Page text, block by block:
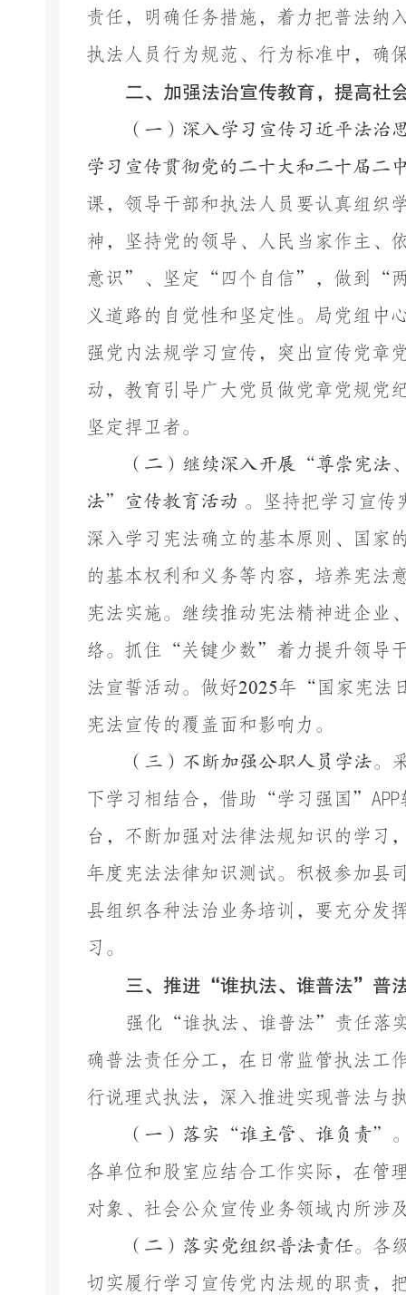
责任，明确任务措施，着力把普法纳
执法人员行为规范、行为标准中，确
二、加强法治宣传教育， 提高社
（一）深入学习宣传习近平法治
学习宣传贯彻党的二十大和二十届二
课， 领导干部和执法人员要认真组织
神，
坚持党的领导、人民当家作主、
意识”、坚定“四个自信”，做到“
义道路的自觉性和坚定性。 局 党组中
强党内法规学习宣传，突出宣传党章
动，教育引导广大党员做党章党规党
坚定捍卫者。
（二）继续深入开展“尊崇宪法
法”宣传教育活动 。
坚持把学习宣传
深入学习宪法确立的基本原则、国家
的基本权利和义务等内容，培养宪法
宪法实施。继续推动宪法精神进企业
络。抓住 “关键少数”着力提升领导
法宣誓活动。做好2025年 “ 国家宪法
宪法宣传的覆盖面和影响力。
（三）不断加强公职人员学法。
下学习相结合，借助 “学习强国
台，不断加强对法律法规知识的学习
年度宪法法律知识测试。积极参加县
县组织各种法治 业务培训，要充分发
习。
三、 推进 “谁执法、谁普法”普
强化 “谁执法、谁普法”责任落
确普法责任分工，在日常监管执法工
行说理式执法，深入推进实现普法与
（一） 落实 “谁主管、谁负责”
各单位和股室 应结合工作实际，在管
对象、社会公众宣传业务领域内所涉
（二）落实党组织普法责任。 各
切实履行学习宣传党内法规的职责，